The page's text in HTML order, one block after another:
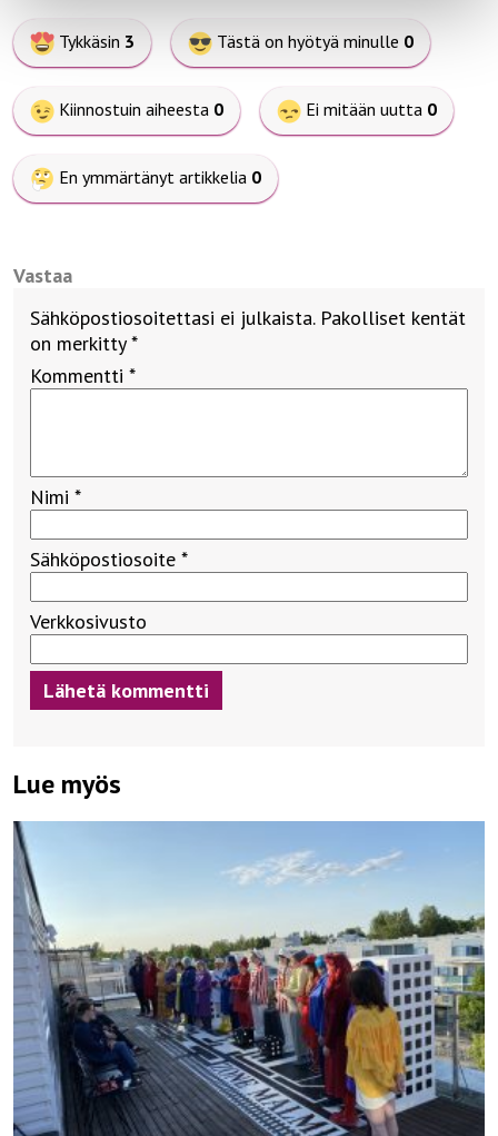
Tykkäsin 3 Tästä on hyötyä minulle 0
Kiinnostuin aiheesta 0 Ei mitään uutta 0
En ymmärtänyt artikkelia 0
Vastaa
Sähköpostiosoitettasi ei julkaista. Pakolliset kentät
on merkitty*
Kommentti *
Nimi *
Sähköpostiosoite *
Verkkosivusto
Lue myös